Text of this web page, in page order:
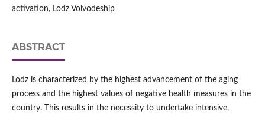
activation, Lodz Voivodeship
ABSTRACT
Lodz is characterized by the highest advancement of the aging
process and the highest values of negative health measures in the
country. This results in the necessity to undertake intensive,